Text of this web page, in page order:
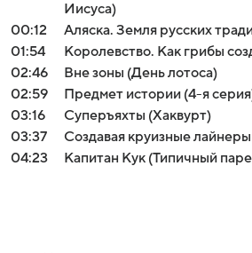
Иисуса)
00:12
Аляска. Земля русских
01:54
Королевство. Как грибы
02:46
Вне зоны (День лотоса)
02:59
Предмет истории (4-я
03:16
Суперъяхты (Хаквурт)
03:37
Создавая круизные
04:23
Капитан Кук (Типичный